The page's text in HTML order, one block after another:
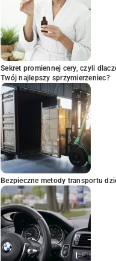
Sekret promiennej cery, czyli
Twój najlepszy sprzymierzeniec?
Bezpieczne metody transportu